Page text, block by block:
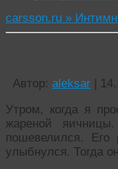
carsson.ru »
Автор: aleksar |
Утром, когда я
жареной
пошевелился. Его
улыбнулся. Тогда